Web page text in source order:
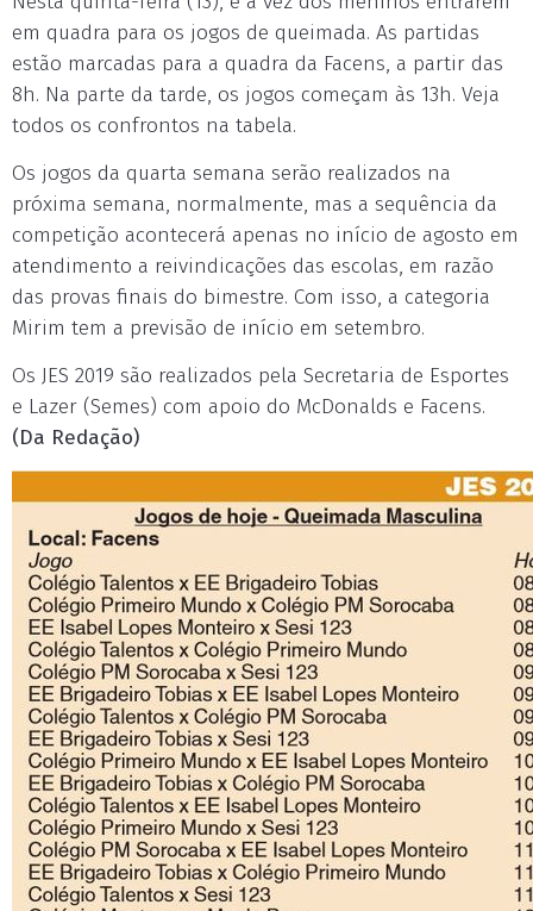
em quadra para os jogos de queimada. As partidas
estão marcadas para a quadra da Facens, a partir das
8h. Na parte da tarde, os jogos começam às 13h. Veja
todos os confrontos na tabela.
Os jogos da quarta semana serão realizados na
próxima semana, normalmente, mas a sequência da
competição acontecerá apenas no início de agosto em
atendimento a reivindicações das escolas, em razão
das provas finais do bimestre. Com isso, a categoria
Mirim tem a previsão de início em setembro.
Os JES 2019 são realizados pela Secretaria de Esportes
e Lazer (Semes) com apoio do McDonalds e Facens.
(Da Redação)